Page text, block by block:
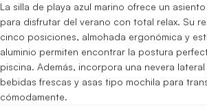
La silla de playa azul marino ofrece un
para disfrutar del verano con total relax. Su
cinco posiciones, almohada ergonómica y
aluminio permiten encontrar la postura
piscina. Además, incorpora una nevera
bebidas frescas y asas tipo mochila para
cómodamente.